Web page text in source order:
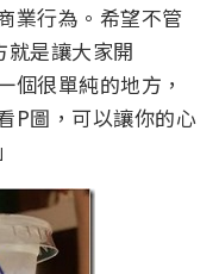
業行為。希望不管
是讓大家開
個很單純的地方，
P圖，可以讓你的心